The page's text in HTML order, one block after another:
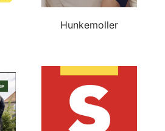
Hunkemoller